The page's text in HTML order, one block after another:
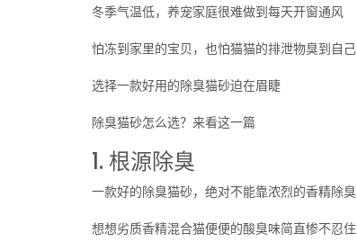
冬季气温低，养宠家庭很难做到每天开窗通风
怕冻到家里的宝贝，也怕猫猫的排泄物臭到自己
选择一款好用的除臭猫砂迫在眉睫
除臭猫砂怎么选？来看这一篇
1. 根源除臭
一款好的除臭猫砂，绝对不能靠浓烈的香精除臭
想想劣质香精混合猫便便的酸臭味简直惨不忍住